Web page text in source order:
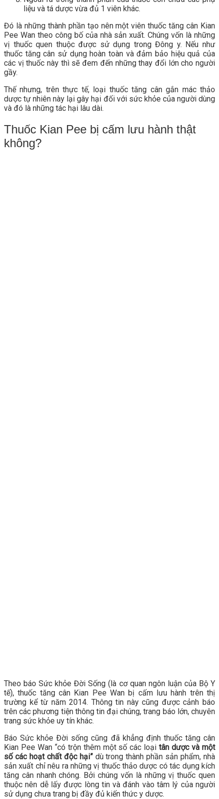
liệu và tá dược vừa đủ 1 viên khác.
Đó là những thành phần tạo nên một viên thuốc tăng cân Kian
Pee Wan theo công bố của nhà sản xuất. Chúng vốn là những
vị thuốc quen thuộc được sử dụng trong Đông y. Nếu như
thuốc tăng cân sử dụng hoàn toàn và đảm bảo hiệu quả của
các vị thuốc này thì sẽ đem đến những thay đổi lớn cho người
gầy.
Thế nhưng, trên thực tế, loại thuốc tăng cân gắn mác thảo
dược tự nhiên này lại gây hại đối với sức khỏe của người dùng
và đó là những tác hại lâu dài.
Thuốc Kian Pee bị cấm lưu hành thật
không?
Theo báo Sức khỏe Đời Sống (là cơ quan ngôn luận của Bộ Y
tế), thuốc tăng cân Kian Pee Wan bị cấm lưu hành trên thị
trường kể từ năm 2014. Thông tin này cũng được cảnh báo
trên các phương tiện thông tin đại chúng, trang báo lớn, chuyên
trang sức khỏe uy tín khác.
Báo Sức khỏe Đời sống cũng đã khẳng định thuốc tăng cân
Kian Pee Wan “có trộn thêm một số các loạitân dược và một
số các hoạt chất độc hại”dù trong thành phần sản phẩm, nhà
sản xuất chỉ nêu ra những vị thuốc thảo dược có tác dụng kích
tăng cân nhanh chóng. Bởi chúng vốn là những vị thuốc quen
thuộc nên dễ lấy được lòng tin và đánh vào tâm lý của người
sử dụng chưa trang bị đầy đủ kiến thức y dược.